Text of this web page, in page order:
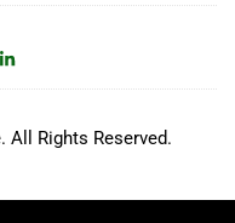
All Rights Reserved.